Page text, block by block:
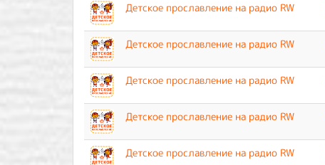
Детское прославление на радио RW
Детское прославление на радио RW
Детское прославление на радио RW
Детское прославление на радио RW
Детское прославление на радио RW